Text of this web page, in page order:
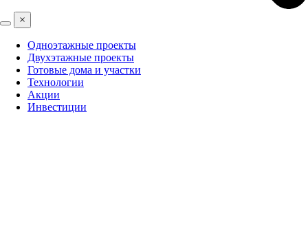
×
Одноэтажные проекты
Двухэтажные проекты
Готовые дома и участки
Технологии
Акции
Инвестиции